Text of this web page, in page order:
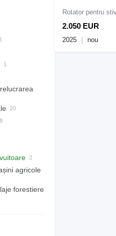
pentru
gunoi
cartofi
si dozat
pe șenile
pentru
perețiagricole
forestiere
2.050 EUR
Rotator pentru
2025 nou